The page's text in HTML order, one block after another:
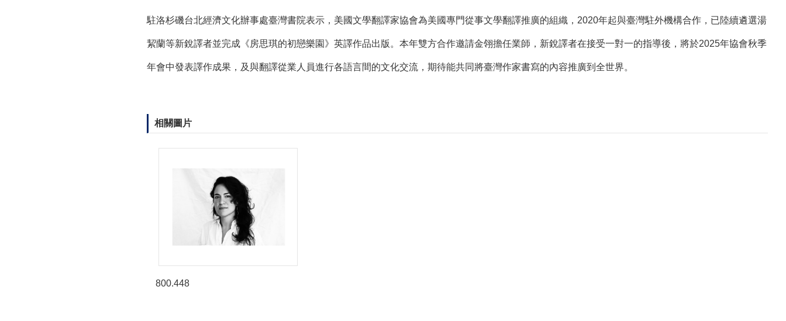
駐洛杉磯台北經濟文化辦事處臺灣書院表示，美國文學翻譯家協會為美國專門從事文學翻譯推廣的組織，2020年起與臺灣駐外機構合作，已陸續遴選湯
絜蘭等新銳譯者並完成《房思琪的初戀樂園》英譯作品出版。本年雙方合作邀請金翎擔任業師，新銳譯者在接受一對一的指導後，將於2025年協會秋季
年會中發表譯作成果，及與翻譯從業人員進行各語言間的文化交流，期待能共同將臺灣作家書寫的內容推廣到全世界。
相關圖片
800.448